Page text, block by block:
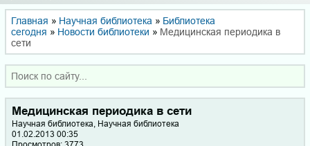
Главная » Научная библиотека » Библиотека
сегодня » Новости библиотеки » Медицинская периодика в
сети
Медицинская периодика в сети
Научная библиотека, Научная библиотека
01.02.2013 00:35